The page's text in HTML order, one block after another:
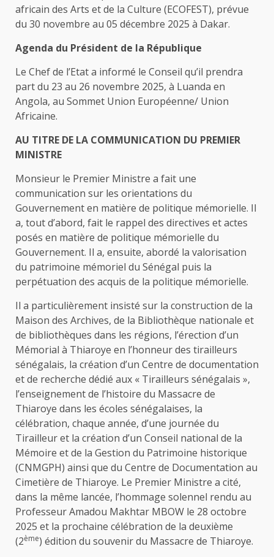
africain des Arts et de la Culture (ECOFEST), prévue
du 30 novembre au 05 décembre 2025 à Dakar.
Agenda du Président de la République
Le Chef de l’Etat a informé le Conseil qu’il prendra
part du 23 au 26 novembre 2025, à Luanda en
Angola, au Sommet Union Européenne/ Union
Africaine.
AU TITRE DE LA COMMUNICATION DU PREMIER
MINISTRE
Monsieur le Premier Ministre a fait une
communication sur les orientations du
Gouvernement en matière de politique mémorielle. Il
a, tout d’abord, fait le rappel des directives et actes
posés en matière de politique mémorielle du
Gouvernement. Il a, ensuite, abordé la valorisation
du patrimoine mémoriel du Sénégal puis la
perpétuation des acquis de la politique mémorielle.
Il a particulièrement insisté sur la construction de la
Maison des Archives, de la Bibliothèque nationale et
de bibliothèques dans les régions, l’érection d’un
Mémorial à Thiaroye en l’honneur des tirailleurs
sénégalais, la création d’un Centre de documentation
et de recherche dédié aux « Tirailleurs sénégalais »,
l’enseignement de l’histoire du Massacre de
Thiaroye dans les écoles sénégalaises, la
célébration, chaque année, d’une journée du
Tirailleur et la création d’un Conseil national de la
Mémoire et de la Gestion du Patrimoine historique
(CNMGPH) ainsi que du Centre de Documentation au
Cimetière de Thiaroye. Le Premier Ministre a cité,
dans la même lancée, l’hommage solennel rendu au
Professeur Amadou Makhtar MBOW le 28 octobre
2025 et la prochaine célébration de la deuxième
(2ème) édition du souvenir du Massacre de Thiaroye.